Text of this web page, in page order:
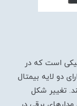
است که در
دو لایه بیمتال
تغییر شکل